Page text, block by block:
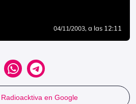
04/11/2003, a las 12:11
en Google